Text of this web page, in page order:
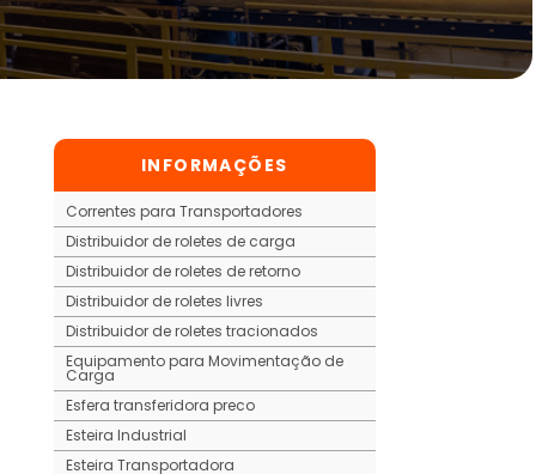
INFORMAÇÕES
Correntes para Transportadores
Distribuidor de roletes de carga
Distribuidor de roletes de retorno
Distribuidor de roletes livres
Distribuidor de roletes tracionados
Equipamento para Movimentação de
Carga
Esfera transferidora preco
Esteira Industrial
Esteira Transportadora